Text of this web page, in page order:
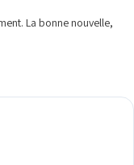
La bonne nouvelle,